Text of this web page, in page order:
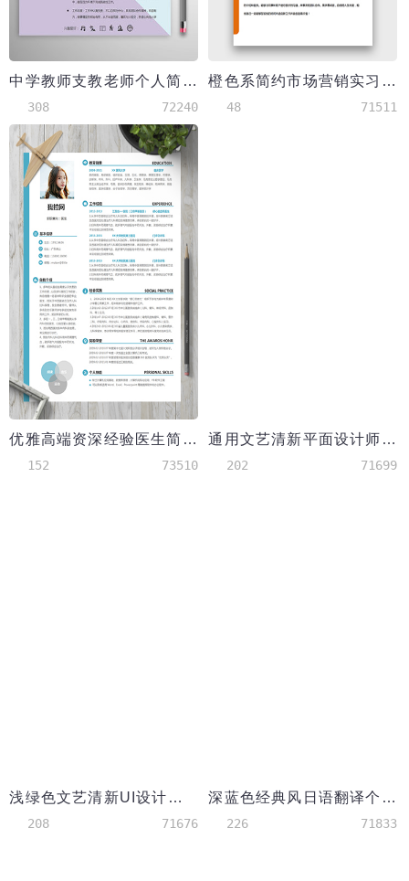
中学教师支教老师个人简历模板
308 72240
橙色系简约市场营销实习生简历模板
48 71511
优雅高端资深经验医生简历模板
152 73510
通用文艺清新平面设计师简历模板
202 71699
浅绿色文艺清新UI设计师简历模板
208 71676
深蓝色经典风日语翻译个人简历模板
226 71833